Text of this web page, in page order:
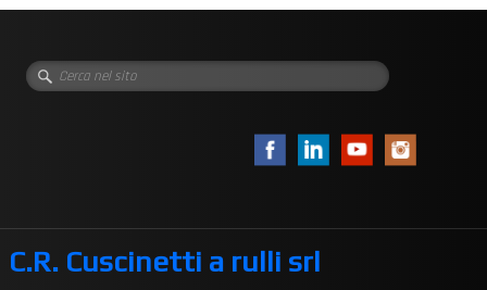
C.R. Cuscinetti a rulli srl